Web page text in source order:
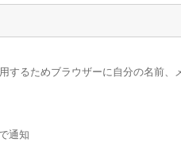
するためブラウザーに自分の名前、
通知